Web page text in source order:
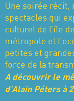
Une soirée récit,
spectacles qui
culturel de l’île
métropole et
petites et
force de la
A découvrir le
d’Alain Péters à